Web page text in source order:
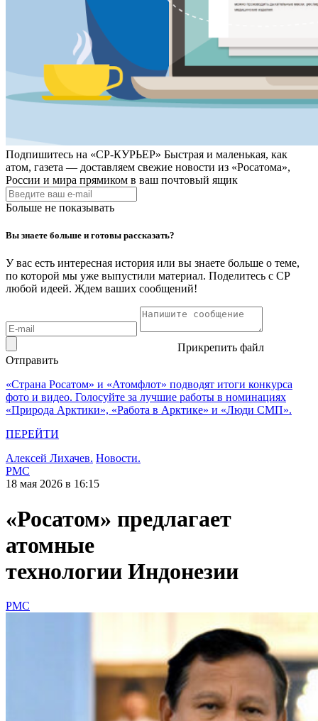
Подпишитесь на «СР-КУРЬЕР» Быстрая и маленькая, как
атом, газета — доставляем свежие новости из «Росатома»,
России и мира прямиком в ваш почтовый ящик
Больше не показывать
Вы знаете больше и готовы рассказать?
У вас есть интересная история или вы знаете больше о теме,
по которой мы уже выпустили материал. Поделитесь с СР
любой идеей. Ждем ваших сообщений!
Прикрепить файл
Отправить
«Страна Росатом» и «Атомфлот» подводят итоги конкурса
фото и видео. Голосуйте за лучшие работы в номинациях
«Природа Арктики», «Работа в Арктике» и «Люди СМП».
ПЕРЕЙТИ
Алексей Лихачев. Новости.
РМС
18 мая 2026 в 16:15
«Росатом» предлагает
атомные
технологии Индонезии
РМС